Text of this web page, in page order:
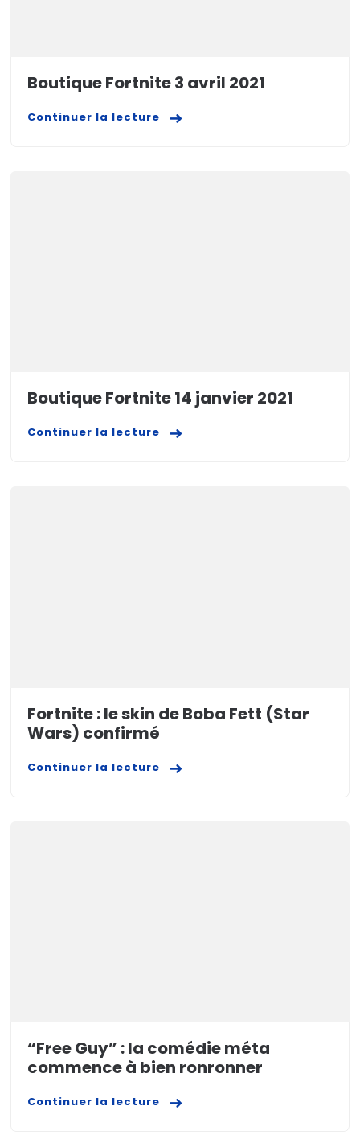
Boutique Fortnite 3 avril 2021
Continuer la lecture
Boutique Fortnite 14 janvier 2021
Continuer la lecture
Fortnite : le skin de Boba Fett (Star
Wars) confirmé
Continuer la lecture
“Free Guy” : la comédie méta
commence à bien ronronner
Continuer la lecture